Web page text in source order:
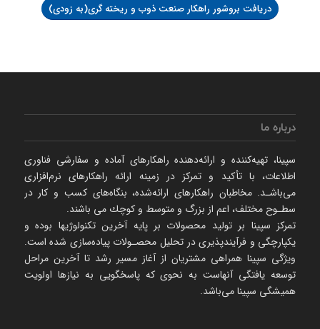
دریافت بروشور راهکار صنعت ذوب و ریخته گری(به زودی)
درباره ما
سپینا، تهیه‌كننده و ارائه‌‌دهنده راهكارهای آماده و سفارشی فناوری
اطلاعات، با تأكید و تمركز در زمینه ارائه راهکارهای نرم‌‌افزاری
می‌باشـد. مخاطبان راهكارهای ارائه‌شده، بنگاه‌های كسب و كار در
سطـوح مختلف، اعم از بزرگ و متوسط و كوچك می‌ باشند.
تمرکز سپینا بر تولید محصولات بر پایه آخرین تکنولوژیها بوده و
یکپارچگی و فرآیندپذیری در تحلیل محصـولات پیاده‌سازی شده است.
ویژگی سپینا همراهی مشتریان از آغاز مسیر رشد تا آخرین مراحل
توسعه یافتگی آنهاست به نحوی که پاسخگویی به نیازها اولویت
همیشگی سپینا می‌باشد.